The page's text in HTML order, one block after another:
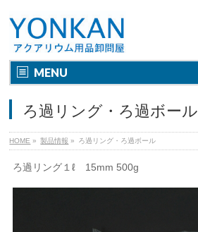
MENU
ろ過リング・ろ過ボール
HOME » 製品情報 » ろ過リング・ろ過ボール
ろ過リング１ℓ 15mm 500g